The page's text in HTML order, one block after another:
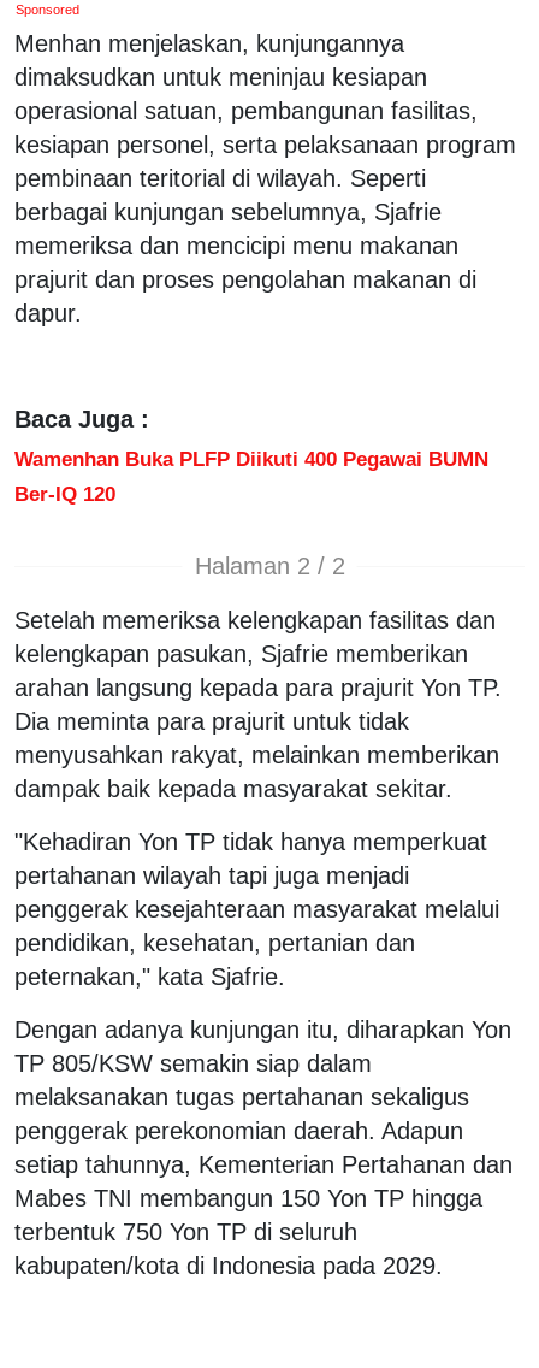
Sponsored
Menhan menjelaskan, kunjungannya
dimaksudkan untuk meninjau kesiapan
operasional satuan, pembangunan fasilitas,
kesiapan personel, serta pelaksanaan program
pembinaan teritorial di wilayah. Seperti
berbagai kunjungan sebelumnya, Sjafrie
memeriksa dan mencicipi menu makanan
prajurit dan proses pengolahan makanan di
dapur.
Baca Juga :
Wamenhan Buka PLFP Diikuti 400 Pegawai BUMN
Ber-IQ 120
Halaman 2 / 2
Setelah memeriksa kelengkapan fasilitas dan
kelengkapan pasukan, Sjafrie memberikan
arahan langsung kepada para prajurit Yon TP.
Dia meminta para prajurit untuk tidak
menyusahkan rakyat, melainkan memberikan
dampak baik kepada masyarakat sekitar.
"Kehadiran Yon TP tidak hanya memperkuat
pertahanan wilayah tapi juga menjadi
penggerak kesejahteraan masyarakat melalui
pendidikan, kesehatan, pertanian dan
peternakan," kata Sjafrie.
Dengan adanya kunjungan itu, diharapkan Yon
TP 805/KSW semakin siap dalam
melaksanakan tugas pertahanan sekaligus
penggerak perekonomian daerah. Adapun
setiap tahunnya, Kementerian Pertahanan dan
Mabes TNI membangun 150 Yon TP hingga
terbentuk 750 Yon TP di seluruh
kabupaten/kota di Indonesia pada 2029.